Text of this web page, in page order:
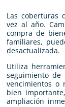
Las coberturas
vez al año.
compra de
familiares,
desactualizada.
Utiliza
seguimiento
vencimientos o
bien
ampliación